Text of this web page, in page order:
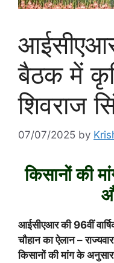
बैठक में
शिवराज
07/07/2025 by
किसानों की
आईसीएआर की 96वीं
चौहान का ऐलान –
किसानों की मांग के अनुसार